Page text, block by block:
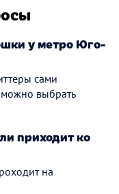
у метро Юго-
сами
можно выбрать
приходит ко
на